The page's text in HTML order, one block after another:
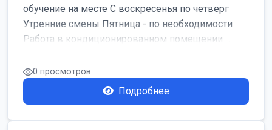
обучение на месте С воскресенья по четверг
Утренние смены Пятница - по необходимости
Работа в кондиционированном помещении ...
0 просмотров
Подробнее